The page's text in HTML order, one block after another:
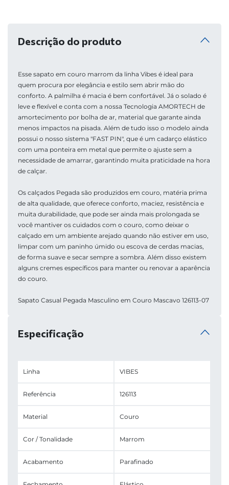
Descrição do produto
Esse sapato em couro marrom da linha Vibes é ideal para
quem procura por elegância e estilo sem abrir mão do
conforto. A palmilha é macia é bem confortável. Já o solado é
leve e flexível e conta com a nossa Tecnologia AMORTECH de
amortecimento por bolha de ar, material que garante ainda
menos impactos na pisada. Além de tudo isso o modelo ainda
possui o nosso sistema "FAST PIN", que é um cadarço elástico
com uma ponteira em metal que permite o ajuste sem a
necessidade de amarrar, garantindo muita praticidade na hora
de calçar.
Os calçados Pegada são produzidos em couro, matéria prima
de alta qualidade, que oferece conforto, maciez, resistência e
muita durabilidade, que pode ser ainda mais prolongada se
você mantiver os cuidados com o couro, como deixar o
calçado em um ambiente arejado quando não estiver em uso,
limpar com um paninho úmido ou escova de cerdas macias,
de forma suave e secar sempre a sombra. Além disso existem
alguns cremes específicos para manter ou renovar a aparência
do couro.
Sapato Casual Pegada Masculino em Couro Mascavo 126113-07
Especificação
Linha VIBES
Referência 126113
Material Couro
Cor / Tonalidade Marrom
Acabamento Parafinado